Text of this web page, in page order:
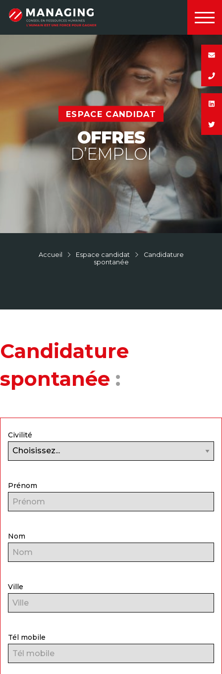
Managing
ESPACE CANDIDAT
OFFRES
D’EMPLOI
Accueil Espace candidat
Candidature
spontanée
Candidature
spontanée :
Civilité
Prénom
Nom
Ville
Tél mobile